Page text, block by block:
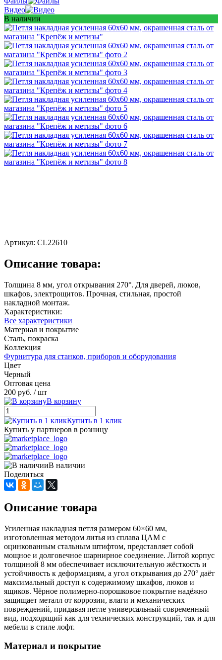
Видео
В наличии
Артикул: CL22610
Описание товара:
Толщина 8 мм, угол открывания 270°. Для дверей, люков,
шкафов, электрощитов. Прочная, стильная, простой
накладной монтаж.
Характеристики:
Все характеристики
Материал и покрытие
Сталь, покраска
Коллекция
Фурнитура для станков, приборов и оборудования
Цвет
Черный
Оптовая цена
200 руб. / шт
В корзину
Купить в 1 клик
Купить у партнеров в розницу
В наличии
Поделиться
Описание товара
Усиленная накладная петля размером 60×60 мм,
изготовленная методом литья из сплава ЦАМ с
оцинкованным стальным штифтом, представляет собой
мощное и долговечное шарнирное соединение. Литой корпус
толщиной 8 мм обеспечивает исключительную жёсткость и
устойчивость к деформациям, а угол открывания до 270° даёт
максимальный доступ к содержимому шкафов, люков и
ящиков. Чёрное полимерно-порошковое покрытие надёжно
защищает металл от коррозии, влаги и механических
повреждений, придавая петле универсальный современный
вид, подходящий как для технических конструкций, так и для
мебели в стиле лофт.
Материал и покрытие